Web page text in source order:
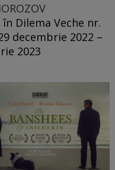
Dilema Veche nr.
decembrie 2022 –
2023